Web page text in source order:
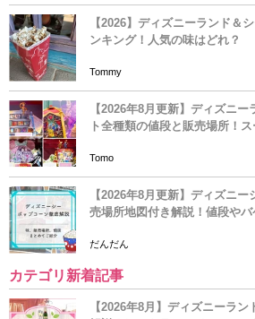
【2026】ディズニーランド＆
ンキング！人気の味はどれ？
Tommy
【2026年8月更新】ディズニ
ト全種類の値段と販売場所！
Tomo
【2026年8月更新】ディズニ
売場所地図付き解説！値段やバ
だんだん
カテゴリ新着記事
【2026年8月】ディズニーラ